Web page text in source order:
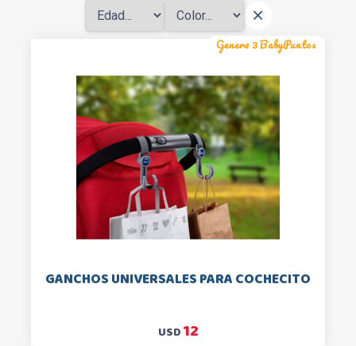
Genera 3 BabyPuntos
GANCHOS UNIVERSALES PARA COCHECITO
USD12